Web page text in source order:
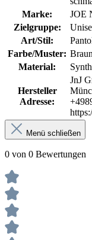
Marke:
JOE
Zielgruppe:
Art/Stil:
Farbe/Muster:
Material:
Hersteller
Adresse:
JnJ
Menü schließen
0 von 0 Bewertungen